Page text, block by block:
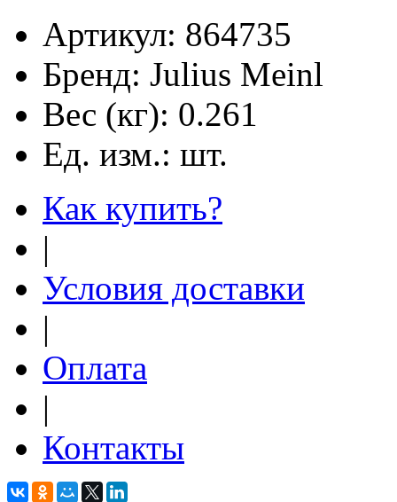
Артикул: 864735
Бренд: Julius Meinl
Вес (кг): 0.261
Ед. изм.: шт.
Как купить?
|
Условия доставки
|
Оплата
|
Контакты